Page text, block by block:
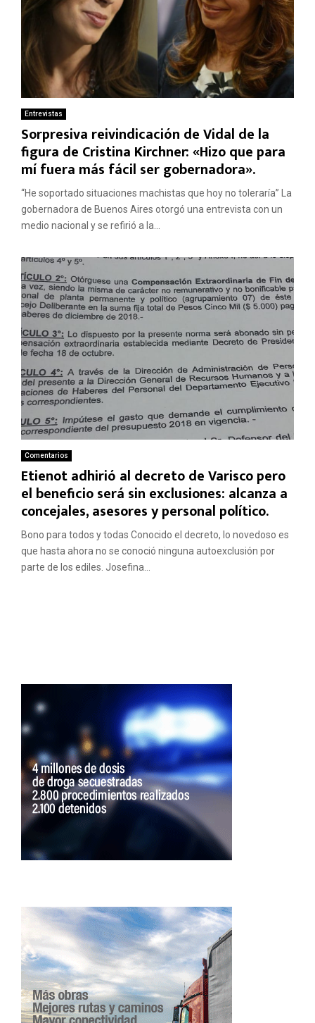
Entrevistas
Sorpresiva reivindicación de Vidal de la
figura de Cristina Kirchner: «Hizo que para
mí fuera más fácil ser gobernadora».
“He soportado situaciones machistas que hoy no toleraría” La
gobernadora de Buenos Aires otorgó una entrevista con un
medio nacional y se refirió a la...
Comentarios
Etienot adhirió al decreto de Varisco pero
el beneficio será sin exclusiones: alcanza a
concejales, asesores y personal político.
Bono para todos y todas Conocido el decreto, lo novedoso es
que hasta ahora no se conoció ninguna autoexclusión por
parte de los ediles. Josefina...